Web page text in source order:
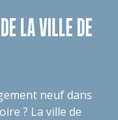
LA VILLE DE
neuf dans
? La ville de